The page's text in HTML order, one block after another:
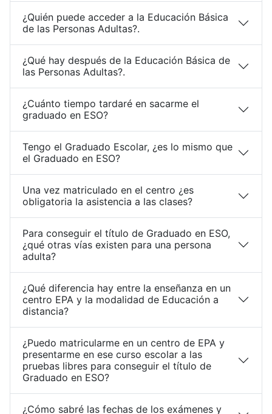
¿Quién puede acceder a la Educación Básica
de las Personas Adultas?.
¿Qué hay después de la Educación Básica de
las Personas Adultas?.
¿Cuánto tiempo tardaré en sacarme el
graduado en ESO?
Tengo el Graduado Escolar, ¿es lo mismo que
el Graduado en ESO?
Una vez matriculado en el centro ¿es
obligatoria la asistencia a las clases?
Para conseguir el título de Graduado en ESO,
¿qué otras vías existen para una persona
adulta?
¿Qué diferencia hay entre la enseñanza en un
centro EPA y la modalidad de Educación a
distancia?
¿Puedo matricularme en un centro de EPA y
presentarme en ese curso escolar a las
pruebas libres para conseguir el título de
Graduado en ESO?
¿Cómo sabré las fechas de los exámenes y